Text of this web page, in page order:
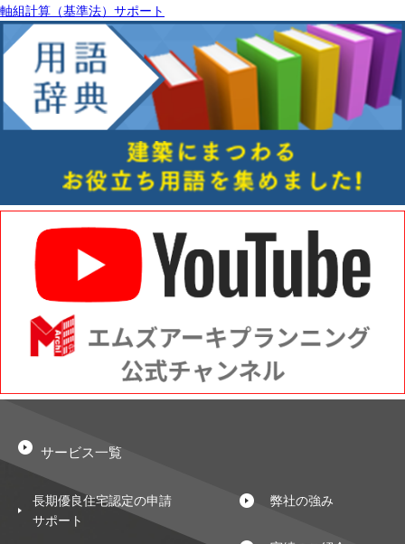
軸組計算（基準法）サポート
サービス一覧
長期優良住宅認定の申請
サポート
弊社の強み